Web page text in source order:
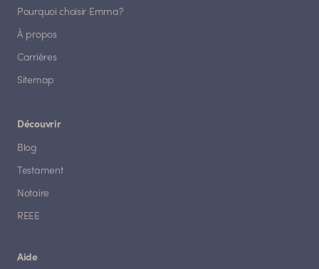
Pourquoi choisir Emma?
À propos
Carrières
Sitemap
Découvrir
Blog
Testament
Notaire
REEE
Aide